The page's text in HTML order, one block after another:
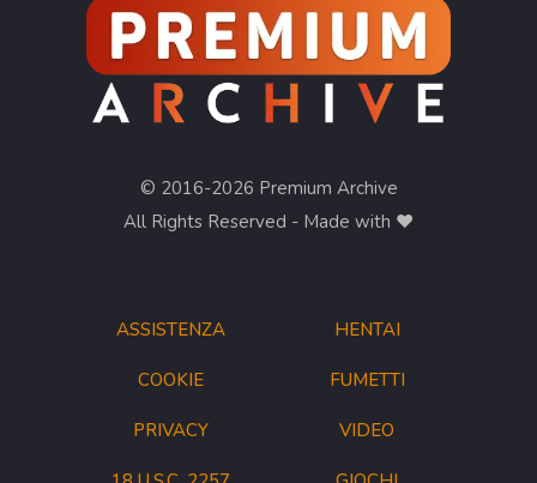
ASSISTENZA
COOKIE
PRIVACY
© 2016-2026 Premium Archive
All Rights Reserved - Made with ❤︎
HENTAI
FUMETTI
VIDEO